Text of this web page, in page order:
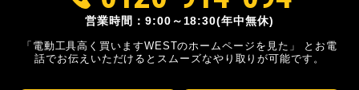
営業時間：9:00～18:30(年中無休)
「電動工具高く買いますWESTのホームページを見た」
とお電
話でお伝えいただけるとスムーズなやり取りが可能です。